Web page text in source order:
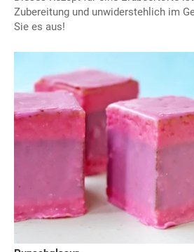
Zubereitung und unwiderstehlich im
Sie es aus!